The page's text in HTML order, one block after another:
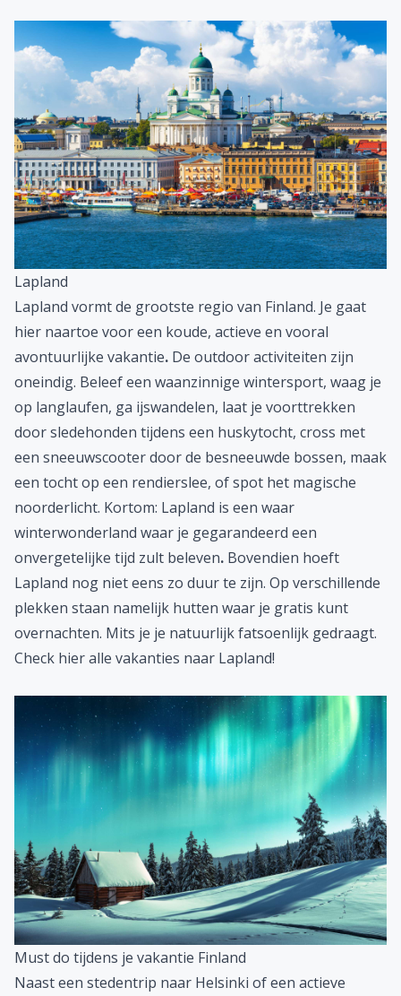
Lapland
Lapland vormt de grootste regio van Finland. Je gaat
hier naartoe voor een koude, actieve en vooral
avontuurlijke vakantie. De outdoor activiteiten zijn
oneindig. Beleef een waanzinnige wintersport, waag je
op langlaufen, ga ijswandelen, laat je voorttrekken
door sledehonden tijdens een huskytocht, cross met
een sneeuwscooter door de besneeuwde bossen, maak
een tocht op een rendierslee, of spot het magische
noorderlicht. Kortom: Lapland is een waar
winterwonderland waar je gegarandeerd een
onvergetelijke tijd zult beleven. Bovendien hoeft
Lapland nog niet eens zo duur te zijn. Op verschillende
plekken staan namelijk hutten waar je gratis kunt
overnachten. Mits je je natuurlijk fatsoenlijk gedraagt.
Check hieralle vakanties naar Lapland!
Must do tijdens je vakantie Finland
Naast een stedentrip naar Helsinki of een actieve